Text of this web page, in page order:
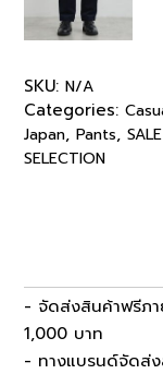
SKU: N/A
Categories:
Japan, Pants,
SELECTION
- จัดส่งสินค้าฟรีภา
1,000 บาท
- ทางแบรนด์จัดส่